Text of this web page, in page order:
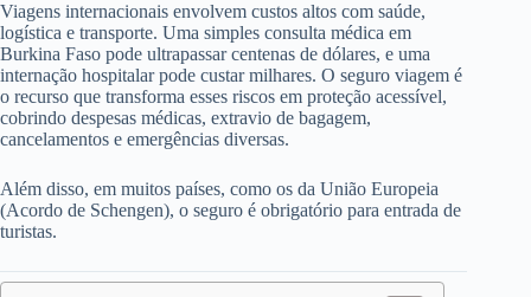
Viagens internacionais envolvem custos altos com saúde,
logística e transporte. Uma simples consulta médica em
Burkina Faso pode ultrapassar centenas de dólares, e uma
internação hospitalar pode custar milhares. O seguro viagem é
o recurso que transforma esses riscos em proteção acessível,
cobrindo despesas médicas, extravio de bagagem,
cancelamentos e emergências diversas.
Além disso, em muitos países, como os da União Europeia
(Acordo de Schengen), o seguro é obrigatório para entrada de
turistas.